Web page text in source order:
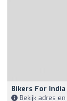
Bikers For India
Bekijk adres